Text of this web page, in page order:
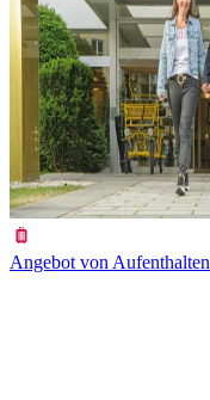
Angebot von Aufenthalten